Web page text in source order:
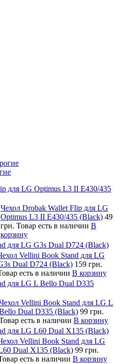
для LG Optimus L3 II E430/435
Чехол Drobak Wallet Flip для LG
Optimus L3 II E430/435 (Black) 49
грн. Товар есть в наличии В
корзину
для LG G3s Dual D724 (Black)
Vellini Book Stand для LG
Dual D724 (Black) 159 грн.
есть в наличии В корзину
для LG L Bello Dual D335
Vellini Book Stand для LG L
Dual D335 (Black) 99 грн.
есть в наличии В корзину
для LG L60 Dual X135 (Black)
Vellini Book Stand для LG
Dual X135 (Black) 99 грн.
есть в наличии В корзину